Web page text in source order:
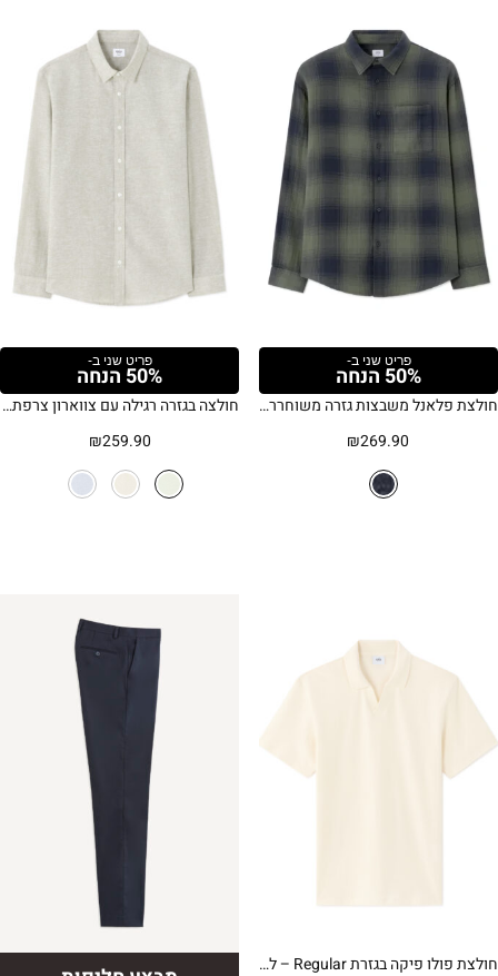
פריט שני ב-
50% הנחה
חולצת פלאנל משבצות גזרה משוחררת – נייבי
₪269.90
פריט שני ב-
50% הנחה
חולצה בגזרה רגילה עם צווארון צרפתי מפשתן וכותנה
₪259.90
חולצת פולו פיקה בגזרת Regular – לבן